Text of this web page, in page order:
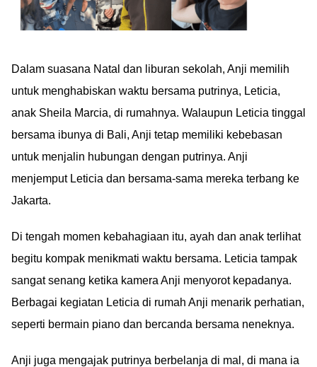
Dalam suasana Natal dan liburan sekolah, Anji memilih
untuk menghabiskan waktu bersama putrinya, Leticia,
anak Sheila Marcia, di rumahnya. Walaupun Leticia tinggal
bersama ibunya di Bali, Anji tetap memiliki kebebasan
untuk menjalin hubungan dengan putrinya. Anji
menjemput Leticia dan bersama-sama mereka terbang ke
Jakarta.
Di tengah momen kebahagiaan itu, ayah dan anak terlihat
begitu kompak menikmati waktu bersama. Leticia tampak
sangat senang ketika kamera Anji menyorot kepadanya.
Berbagai kegiatan Leticia di rumah Anji menarik perhatian,
seperti bermain piano dan bercanda bersama neneknya.
Anji juga mengajak putrinya berbelanja di mal, di mana ia